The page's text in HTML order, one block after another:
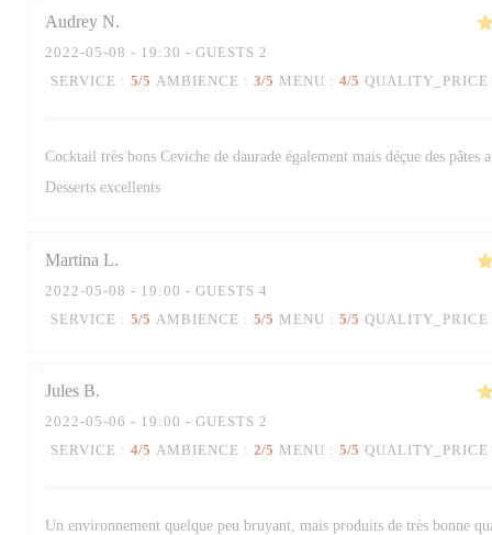
Audrey N
2022-05-08 - 19:30 - GUESTS 2
SERVICE : 5/5 AMBIENCE : 3/5 MENU : 4/5 QUALITY_PRICE
Cocktail très bons Ceviche de daurade également mais déçue des pâtes
Desserts excellents
Martina L
2022-05-08 - 19:00 - GUESTS 4
SERVICE : 5/5 AMBIENCE : 5/5 MENU : 5/5 QUALITY_PRICE
Jules B
2022-05-06 - 19:00 - GUESTS 2
SERVICE : 4/5 AMBIENCE : 2/5 MENU : 5/5 QUALITY_PRICE
Un environnement quelque peu bruyant, mais produits de très bonne